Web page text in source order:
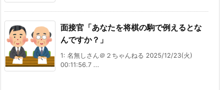
面接官「あなたを将棋の駒で例えるとな
んですか？」
1: 名無しさん＠２ちゃんねる 2025/12/23(火)
00:11:56.7 ...